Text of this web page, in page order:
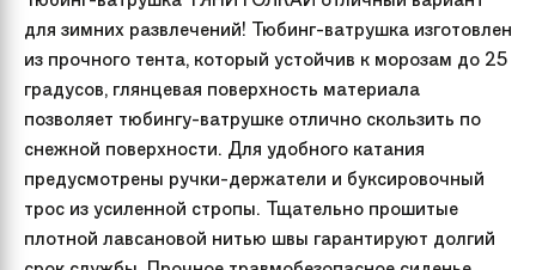
для зимних развлечений! Тюбинг-ватрушка изготовлен
из прочного тента, который устойчив к морозам до 25
градусов, глянцевая поверхность материала
позволяет тюбингу-ватрушке отлично скользить по
снежной поверхности. Для удобного катания
предусмотрены ручки-держатели и буксировочный
трос из усиленной стропы. Тщательно прошитые
плотной лавсановой нитью швы гарантируют долгий